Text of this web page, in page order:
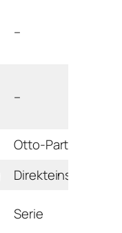
–
–
Otto-Partikelfilter
Direkteinspritzung
Serie